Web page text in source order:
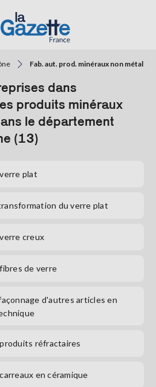
Fab. aut. prod. minéraux non
dans
produits minéraux
le département
(13)
plat
du verre plat
creux
de verre
d'autres articles en
réfractaires
en céramique